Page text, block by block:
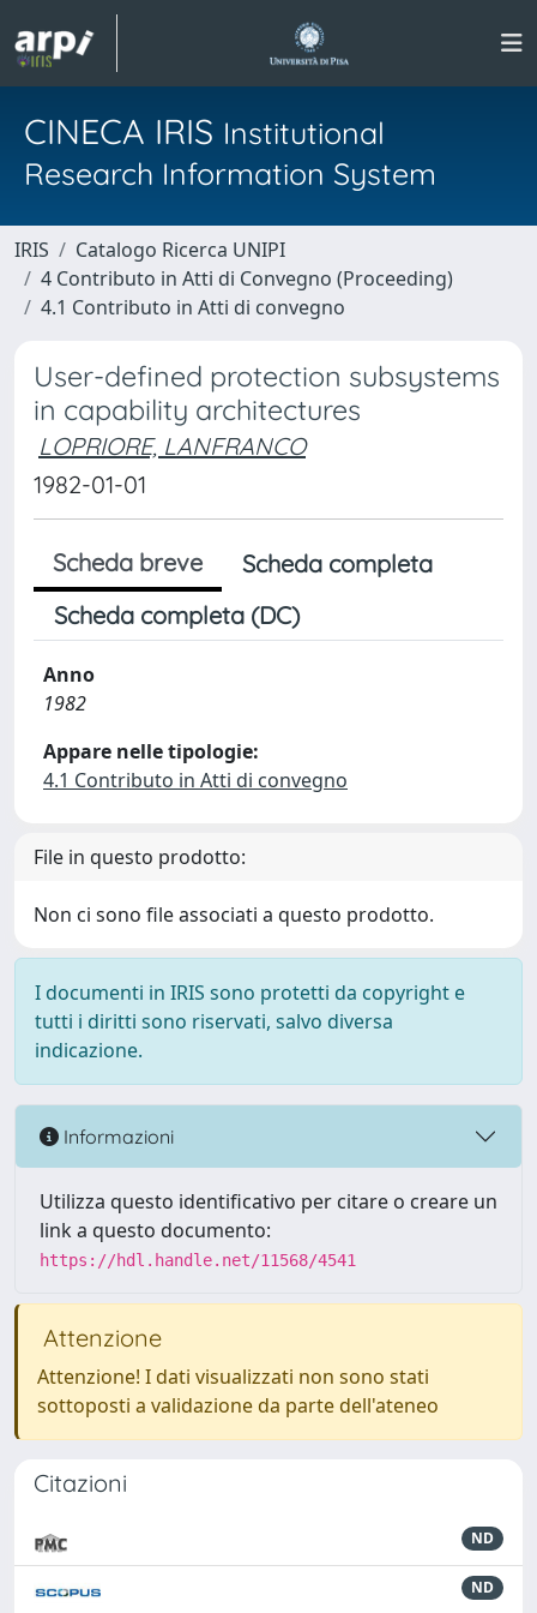
CINECA IRIS Institutional
Research Information System
IRIS
Catalogo Ricerca UNIPI
4 Contributo in Atti di Convegno (Proceeding)
4.1 Contributo in Atti di convegno
User-defined protection subsystems
in capability architectures
LOPRIORE, LANFRANCO
1982-01-01
Scheda breve
Scheda completa
Scheda completa (DC)
Anno
1982
Appare nelle tipologie:
4.1 Contributo in Atti di convegno
File in questo prodotto:
Non ci sono file associati a questo prodotto.
I documenti in IRIS sono protetti da copyright e
tutti i diritti sono riservati, salvo diversa
indicazione.
Informazioni
Utilizza questo identificativo per citare o creare un
link a questo documento:
https://hdl.handle.net/11568/4541
Attenzione
Attenzione! I dati visualizzati non sono stati
sottoposti a validazione da parte dell'ateneo
Citazioni
ND
ND